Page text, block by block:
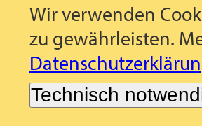
Wir verwenden
zu gewährleisten.
Technisch
Es tut uns leid!